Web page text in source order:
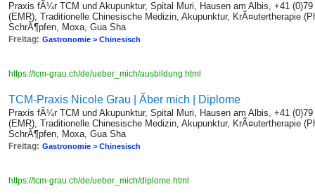
Praxis fÃ¼r TCM und Akupunktur, Spital Muri, Hausen am Albis, +41
(EMR), Traditionelle Chinesische Medizin, Akupunktur, KrÃ¤utertherapie
SchrÃ¶pfen, Moxa, Gua Sha
Freitag: Gastronomie > Chinesisch
https://tcm-grau.ch/de/ueber_mich/ausbildung.html
TCM-Praxis Nicole Grau | Ãber mich | Diplome
Praxis fÃ¼r TCM und Akupunktur, Spital Muri, Hausen am Albis, +41
(EMR), Traditionelle Chinesische Medizin, Akupunktur, KrÃ¤utertherapie
SchrÃ¶pfen, Moxa, Gua Sha
Freitag: Gastronomie > Chinesisch
https://tcm-grau.ch/de/ueber_mich/diplome.html